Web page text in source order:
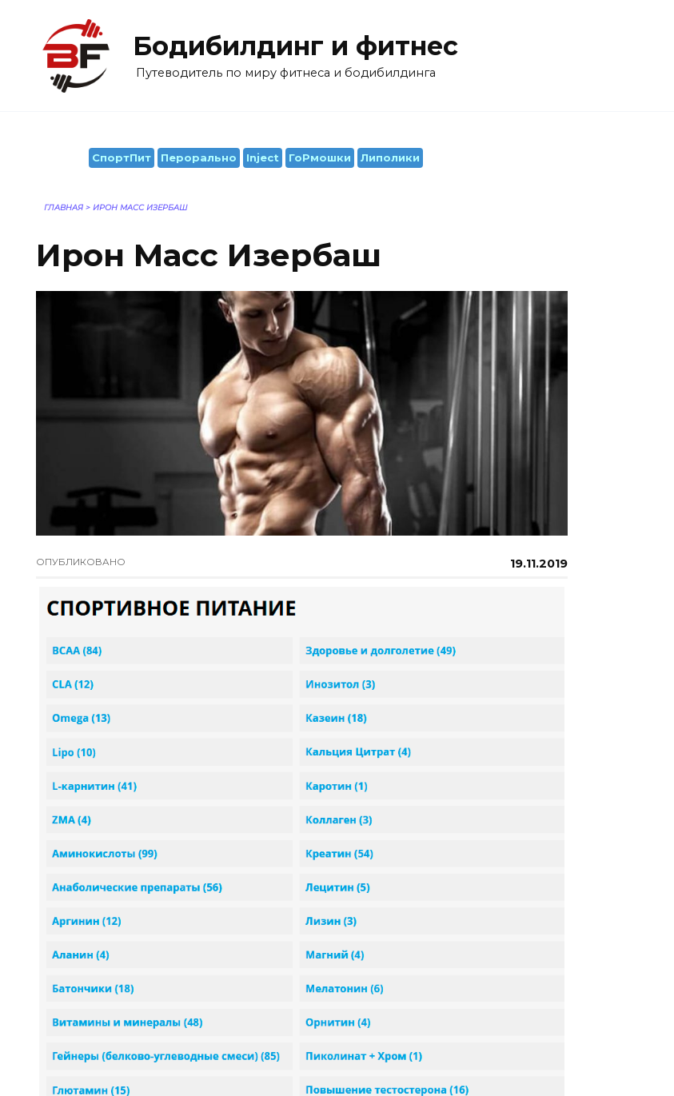
содержанию
Бодибилдинг и фитнес
Путеводитель по миру фитнеса и бодибилдинга
СпортПит Перорально Inject ГоРмошки Липолики
ГЛАВНАЯ > ИРОН МАСС ИЗЕРБАШ
Ирон Масс Изербаш
ОПУБЛИКОВАНО 19.11.2019